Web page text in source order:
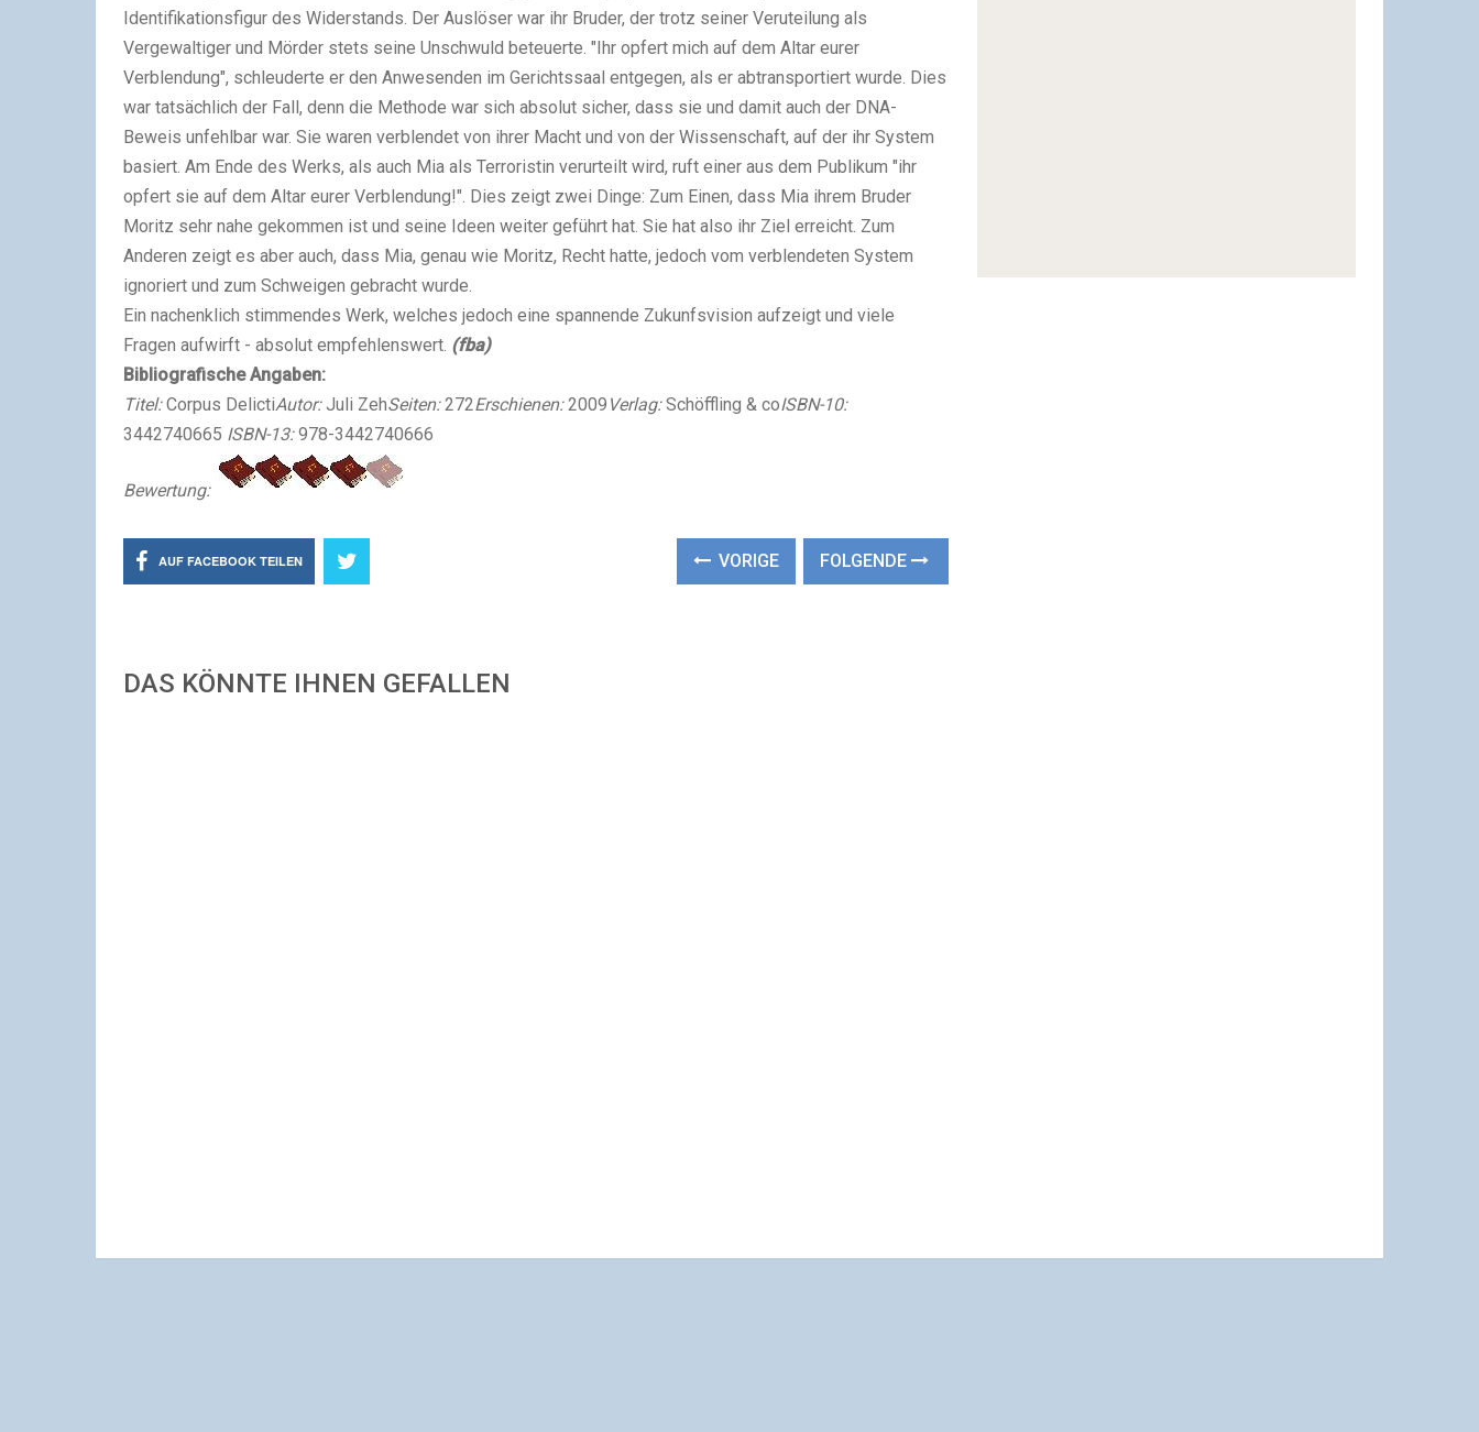
Identifikationsfigur des Widerstands. Der Auslöser war ihr Bruder, der trotz seiner Veruteilung als
Vergewaltiger und Mörder stets seine Unschwuld beteuerte. "Ihr opfert mich auf dem Altar eurer
Verblendung", schleuderte er den Anwesenden im Gerichtssaal entgegen, als er abtransportiert wurde. Dies
war tatsächlich der Fall, denn die Methode war sich absolut sicher, dass sie und damit auch der DNA-
Beweis unfehlbar war. Sie waren verblendet von ihrer Macht und von der Wissenschaft, auf der ihr System
basiert. Am Ende des Werks, als auch Mia als Terroristin verurteilt wird, ruft einer aus dem Publikum "ihr
opfert sie auf dem Altar eurer Verblendung!". Dies zeigt zwei Dinge: Zum Einen, dass Mia ihrem Bruder
Moritz sehr nahe gekommen ist und seine Ideen weiter geführt hat. Sie hat also ihr Ziel erreicht. Zum
Anderen zeigt es aber auch, dass Mia, genau wie Moritz, Recht hatte, jedoch vom verblendeten System
ignoriert und zum Schweigen gebracht wurde.
Ein nachenklich stimmendes Werk, welches jedoch eine spannende Zukunfsvision aufzeigt und viele
Fragen aufwirft - absolut empfehlenswert. (fba)
Bibliografische Angaben:
Titel:Corpus DelictiAutor:Juli ZehSeiten:272Erschienen:2009 Verlag:Schöffling & coISBN-10:
3442740665 ISBN-13:978-3442740666
Bewertung:
AUF FACEBOOK TEILEN VORIGE FOLGENDE
DAS KÖNNTE IHNEN GEFALLEN